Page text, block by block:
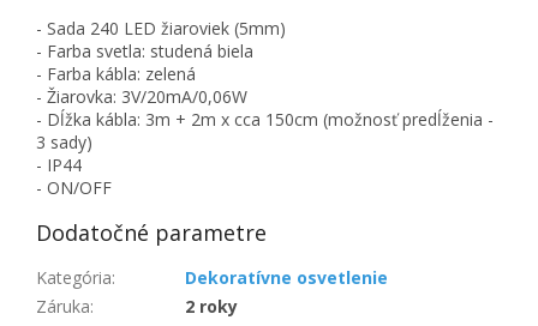
- Sada 240 LED žiaroviek (5mm)
- Farba svetla: studená biela
- Farba kábla: zelená
- Žiarovka: 3V/20mA/0,06W
- Dĺžka kábla: 3m + 2m x cca 150cm (možnosť predĺženia -
3 sady)
- IP44
- ON/OFF
Dodatočné parametre
Kategória:
Dekoratívne osvetlenie
Záruka:
2 roky